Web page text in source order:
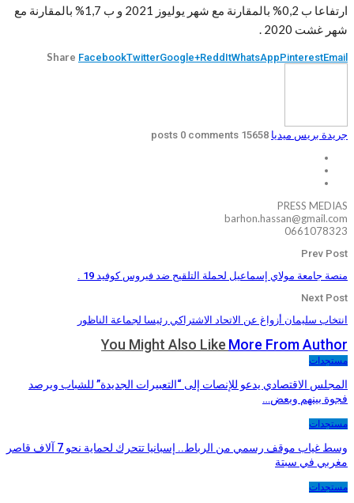
ارتفاعا ب 0,2% بالمقارنة مع شهر يوليوز 2021 و ب 1,7% بالمقارنة مع
شهر غشت 2020 .
Share FacebookTwitterGoogle+ReddItWhatsAppPinterestEmail
جريدة بريس ميديا 15658 posts
0 comments
PRESS MEDIAS
barhon.hassan@gmail.com
0661078323
Prev Post
منصة جامعة مولاي إسماعيل لحملة التلقيح ضد فيروس كوفيد 19 .
Next Post
انتخاب سليمان أزواغ عن الاتحاد الاشتراكي رئيسا لجماعة الناظور
You Might Also Like More From Author
مستجدات
المجلس الاقتصادي يدعو للإنصات إلى “التعبيرات الجديدة” للشباب ويرصد
فجوة بينهم وبعض…
مستجدات
وسط غياب موقف رسمي من الرباط.. إسبانيا تتحرك لحماية نحو 7 آلاف قاصر
مغربي في سبتة
مستجدات